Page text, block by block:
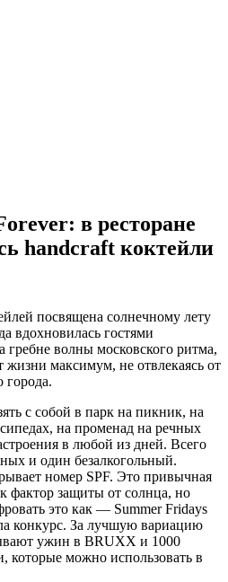
в ресторане
handcraft коктейли
посвящена солнечному лету
вдохновилась гостями
гребне волны московского ритма,
жизни максимум, не отвлекаясь от
города.
с собой в парк на пикник, на
на променад на речных
в любой из дней. Всего
и один безалкогольный.
номер SPF. Это привычная
фактор защиты от солнца, но
это как — Summer Fridays
конкурс. За лучшую вариацию
ужин в BRUXX и 1000
которые можно использовать в